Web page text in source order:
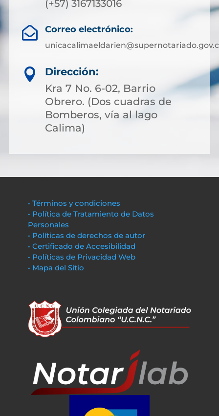
(+57) 3167133016
 Correo electrónico:

Dirección:
Kra 7 No. 6-02, Barrio
Obrero. (Dos cuadras de
Bomberos, vía al lago
Calima)
• Términos y condiciones
• Política de Tratamiento de Datos
Personales
• Políticas de derechos de autor
• Certificado de Accesibilidad
• Políticas de Privacidad Web
• Mapa del Sitio